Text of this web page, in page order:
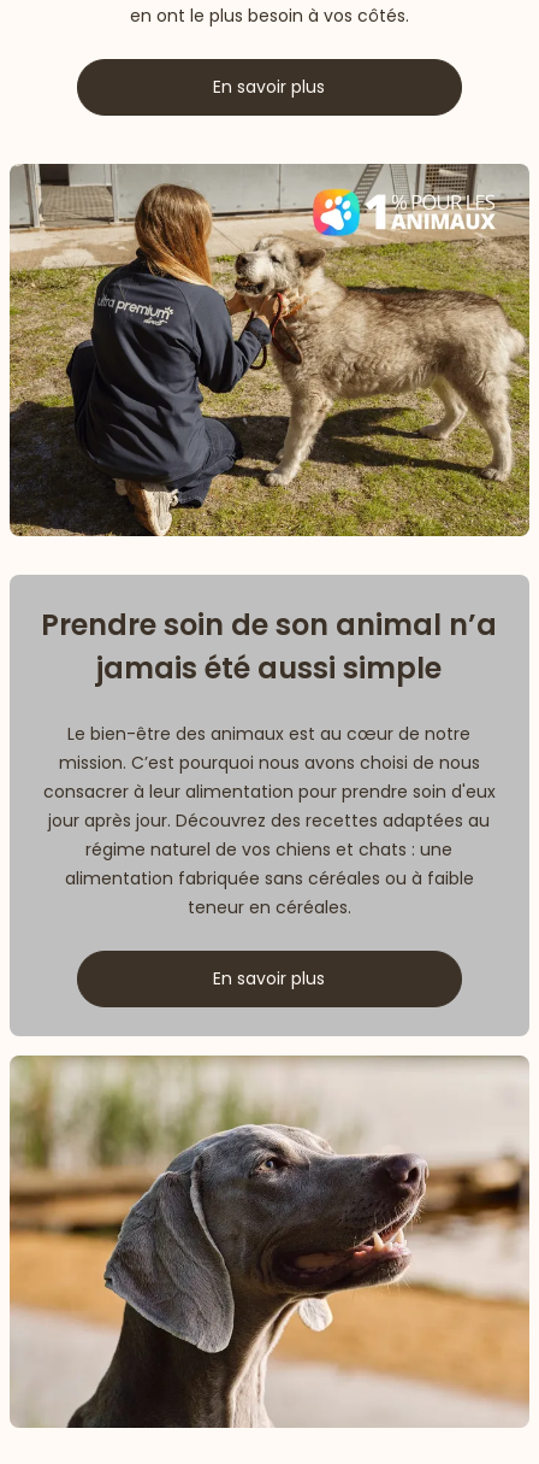
en ont le plus besoin à vos côtés.
En savoir plus
Prendre soin de son animal n’a
jamais été aussi simple
Le bien-être des animaux est au cœur de notre
mission. C’est pourquoi nous avons choisi de nous
consacrer à leur alimentation pour prendre soin d'eux
jour après jour. Découvrez des recettes adaptées au
régime naturel de vos chiens et chats : une
alimentation fabriquée sans céréales ou à faible
teneur en céréales.
En savoir plus